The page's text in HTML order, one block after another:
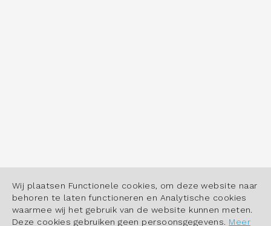
Wij plaatsen Functionele cookies, om deze website naar
behoren te laten functioneren en Analytische cookies
waarmee wij het gebruik van de website kunnen meten.
Deze cookies gebruiken geen persoonsgegevens. Meer